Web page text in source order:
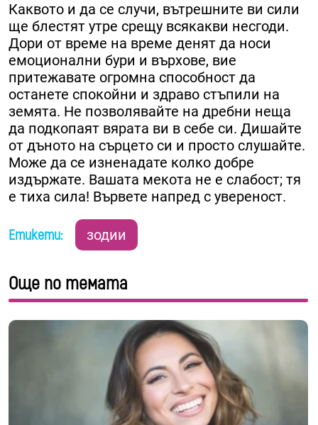
Каквото и да се случи, вътрешните ви сили
ще блестят утре срещу всякакви несгоди.
Дори от време на време денят да носи
емоционални бури и върхове, вие
притежавате огромна способност да
останете спокойни и здраво стъпили на
земята. Не позволявайте на дребни неща
да подкопаят вярата ви в себе си. Дишайте
от дъното на сърцето си и просто слушайте.
Може да се изненадате колко добре
издържате. Вашата мекота не е слабост; тя
е тиха сила! Вървете напред с увереност.
Етикети: зодии
Още по темата